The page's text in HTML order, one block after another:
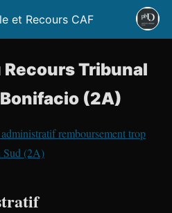
et Recours CAF
Recours Tribunal
(2A)
remboursement trop
Sud (2A)